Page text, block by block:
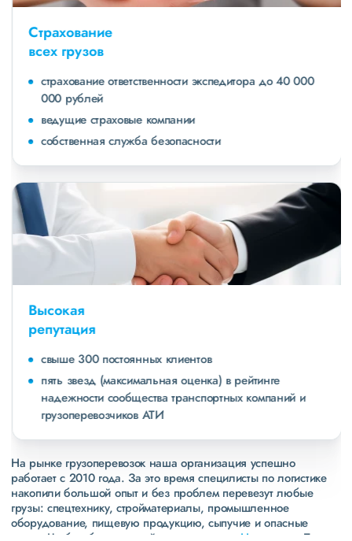
Страхование
всех грузов
страхование ответственности экспедитора до 40 000
000 рублей
ведущие страховые компании
собственная служба безопасности
Высокая
репутация
свыше 300 постоянных клиентов
пять звезд (максимальная оценка) в рейтинге
надежности сообщества транспортных компаний и
грузоперевозчиков АТИ
На рынке грузоперевозок наша организация успешно
работает с 2010 года. За это время специлисты по логистике
накопили большой опыт и без проблем перевезут любые
грузы: спецтехнику, стройматериалы, промышленное
оборудование, пищевую продукцию, сыпучие и опасные